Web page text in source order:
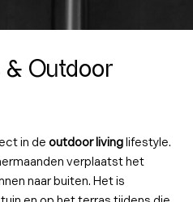
& Outdoor
in de outdoor livinglifestyle.
verplaatst het
naar buiten. Het is